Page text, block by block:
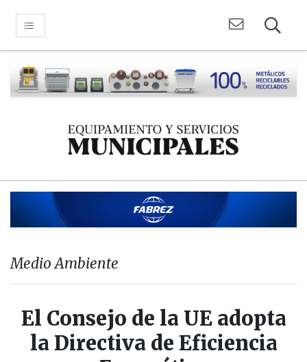
Medio Ambiente
El Consejo de la UE adopta
la Directiva de Eficiencia